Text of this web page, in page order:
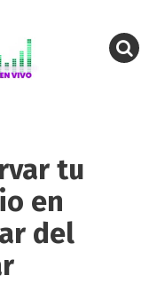
tu
en
del